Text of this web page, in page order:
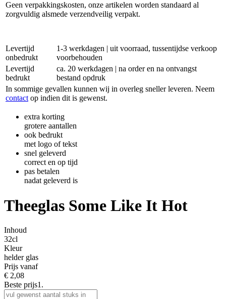
Geen verpakkingskosten, onze artikelen worden standaard al
zorgvuldig alsmede verzendveilig verpakt.
Levertijd
onbedrukt
1-3 werkdagen | uit voorraad, tussentijdse verkoop
voorbehouden
Levertijd
bedrukt
ca. 20 werkdagen | na order en na ontvangst
bestand opdruk
In sommige gevallen kunnen wij in overleg sneller leveren. Neem
contact op indien dit is gewenst.
extra korting
grotere aantallen
ook bedrukt
met logo of tekst
snel geleverd
correct en op tijd
pas betalen
nadat geleverd is
Theeglas Some Like It Hot
Inhoud
32cl
Kleur
helder glas
Prijs vanaf
€ 2,08
Beste prijs1.